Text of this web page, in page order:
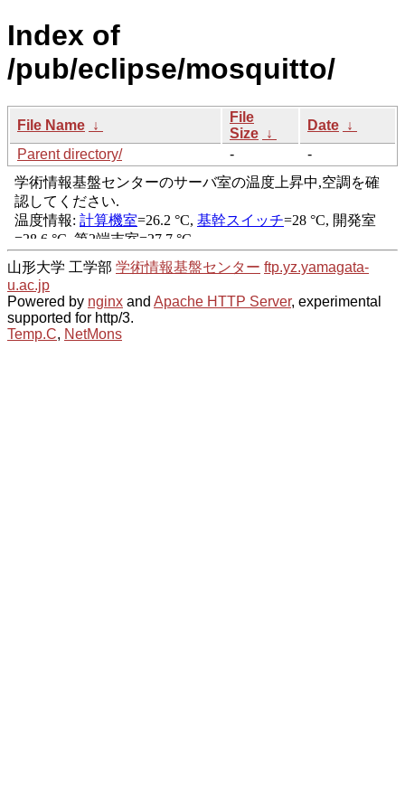
Index of
/pub/eclipse/mosquitto/
File Name ↓
File
Size ↓
Date ↓
Parent directory/
- -
山形大学 工学部 学術情報基盤センター ftp.yz.yamagata-
u.ac.jp
Powered by nginx and Apache HTTP Server, experimental
supported for http/3.
Temp.C, NetMons